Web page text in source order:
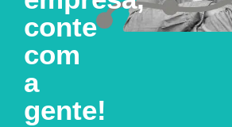
conte
com
a
gente!